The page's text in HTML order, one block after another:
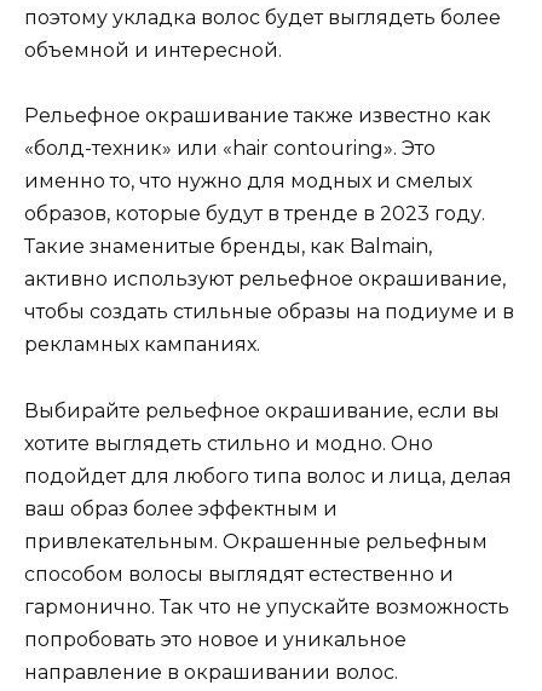
поэтому укладка волос будет выглядеть более
объемной и интересной.
Рельефное окрашивание также известно как
«болд-техник» или «hair contouring». Это
именно то, что нужно для модных и смелых
образов, которые будут в тренде в 2023 году.
Такие знаменитые бренды, как Balmain,
активно используют рельефное окрашивание,
чтобы создать стильные образы на подиуме и в
рекламных кампаниях.
Выбирайте рельефное окрашивание, если вы
хотите выглядеть стильно и модно. Оно
подойдет для любого типа волос и лица, делая
ваш образ более эффектным и
привлекательным. Окрашенные рельефным
способом волосы выглядят естественно и
гармонично. Так что не упускайте возможность
попробовать это новое и уникальное
направление в окрашивании волос.